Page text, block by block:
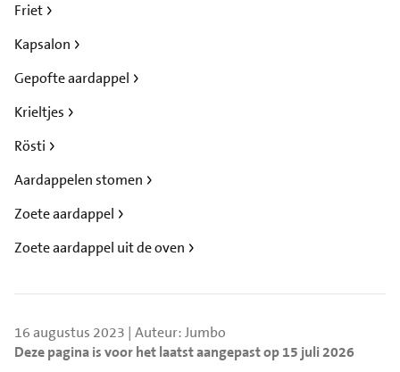
Friet
Kapsalon
Gepofte aardappel
Krieltjes
Rösti
Aardappelen stomen
Zoete aardappel
Zoete aardappel uit de oven
16 augustus 2023 | Auteur: Jumbo
Deze pagina is voor het laatst aangepast op 15 juli 2026